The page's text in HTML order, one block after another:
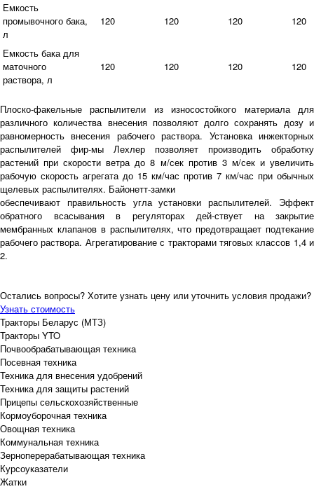
Емкость
промывочного бака,
л
120 120 120 120
Емкость бака для
маточного
раствора, л
120 120 120 120
Плоско-факельные распылители из износостойкого материала для
различного количества внесения позволяют долго сохранять дозу и
равномерность внесения рабочего раствора. Установка инжекторных
распылителей фир-мы Лехлер позволяет производить обработку
растений при скорости ветра до 8 м/сек против 3 м/сек и увеличить
рабочую скорость агрегата до 15 км/час против 7 км/час при обычных
щелевых распылителях. Байонетт-замки
обеспечивают правильность угла установки распылителей. Эффект
обратного всасывания в регуляторах дей-ствует на закрытие
мембранных клапанов в распылителях, что предотвращает подтекание
рабочего раствора. Агрегатирование с тракторами тяговых классов 1,4 и
2.
Остались вопросы? Хотите узнать цену или уточнить условия продажи?
Узнать стоимость
Тракторы Беларус (МТЗ)
Тракторы YTO
Почвообрабатывающая техника
Посевная техника
Техника для внесения удобрений
Техника для защиты растений
Прицепы сельскохозяйственные
Кормоуборочная техника
Овощная техника
Коммунальная техника
Зерноперерабатывающая техника
Курсоуказатели
Жатки